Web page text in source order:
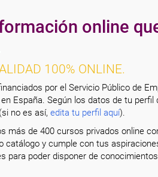
online
100% ONLINE.
por el Servicio Público de
España. Según los datos de tu
no es así, edita tu perfil aquí).
más de 400 cursos privados online
catálogo y cumple con tus
para poder disponer de